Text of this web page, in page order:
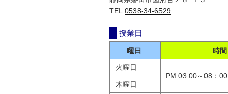
TEL. 0538-34-6529
授業日
曜日 時間
火曜日
PM 03:00～08：00
木曜日